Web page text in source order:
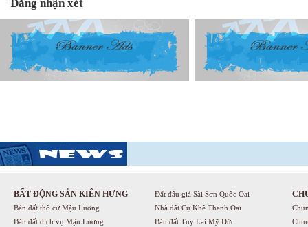
Đăng nhận xét
BẤT ĐỘNG SẢN KIẾN HƯNG
Bán đất thổ cư Mậu Lương
Bán đất dịch vụ Mậu Lương
Đất đấu giá Sài Sơn Quốc Oai
Nhà đất Cự Khê Thanh Oai
Bán đất Tuy Lai Mỹ Đức